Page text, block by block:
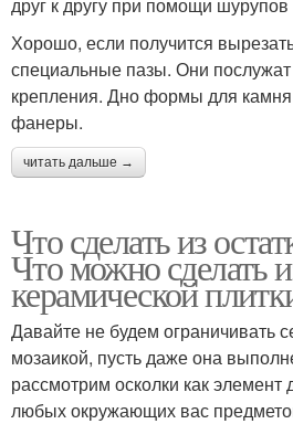
Хорошо, если получится
специальные пазы. Они
крепления. Дно формы для камня
фанеры.
читать дальше →
Что сделать из
Что можно сделать
керамической
Давайте не будем ограничивать
мозаикой, пусть даже она
рассмотрим осколки как элемент
любых окружающих вас